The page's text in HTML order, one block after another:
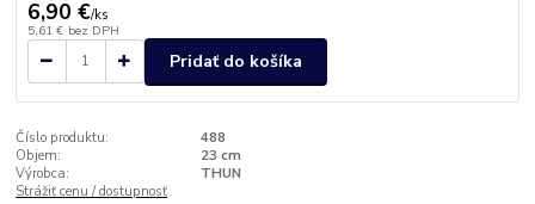
6,90 €/ks
5,61 € bez DPH
Pridať do košíka
Číslo produktu:
488
Objem:
23 cm
Výrobca:
THUN
Strážiť cenu / dostupnosť